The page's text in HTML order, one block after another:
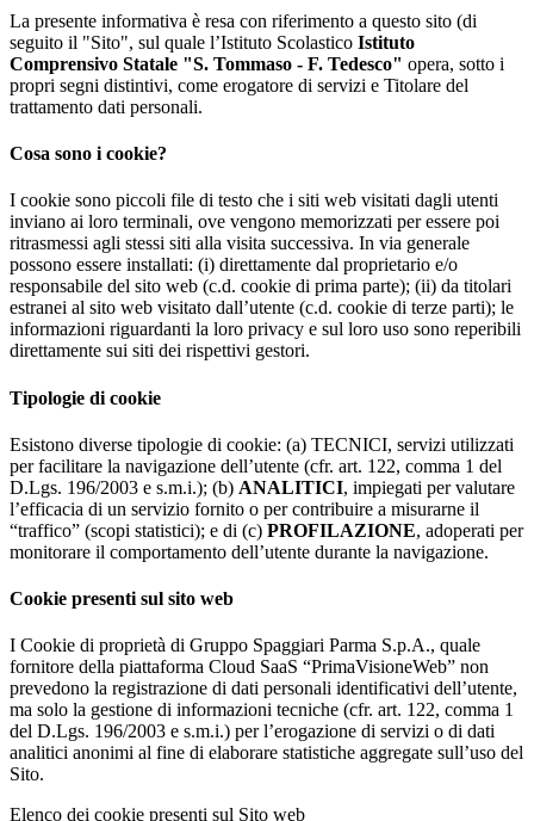
La presente informativa è resa con riferimento a questo sito (di
seguito il "Sito", sul quale l’Istituto Scolastico Istituto
Comprensivo Statale "S. Tommaso - F. Tedesco" opera, sotto i
propri segni distintivi, come erogatore di servizi e Titolare del
trattamento dati personali.
Cosa sono i cookie?
I cookie sono piccoli file di testo che i siti web visitati dagli utenti
inviano ai loro terminali, ove vengono memorizzati per essere poi
ritrasmessi agli stessi siti alla visita successiva. In via generale
possono essere installati: (i) direttamente dal proprietario e/o
responsabile del sito web (c.d. cookie di prima parte); (ii) da titolari
estranei al sito web visitato dall’utente (c.d. cookie di terze parti); le
informazioni riguardanti la loro privacy e sul loro uso sono reperibili
direttamente sui siti dei rispettivi gestori.
Tipologie di cookie
Esistono diverse tipologie di cookie: (a) TECNICI, servizi utilizzati
per facilitare la navigazione dell’utente (cfr. art. 122, comma 1 del
D.Lgs. 196/2003 e s.m.i.); (b) ANALITICI, impiegati per valutare
l’efficacia di un servizio fornito o per contribuire a misurarne il
“traffico” (scopi statistici); e di (c) PROFILAZIONE, adoperati per
monitorare il comportamento dell’utente durante la navigazione.
Cookie presenti sul sito web
I Cookie di proprietà di Gruppo Spaggiari Parma S.p.A., quale
fornitore della piattaforma Cloud SaaS “PrimaVisioneWeb” non
prevedono la registrazione di dati personali identificativi dell’utente,
ma solo la gestione di informazioni tecniche (cfr. art. 122, comma 1
del D.Lgs. 196/2003 e s.m.i.) per l’erogazione di servizi o di dati
analitici anonimi al fine di elaborare statistiche aggregate sull’uso del
Sito.
Elenco dei cookie presenti sul Sito web